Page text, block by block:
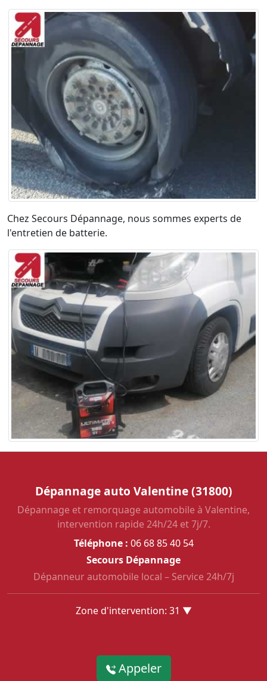
Chez Secours Dépannage, nous sommes experts de
l'entretien de batterie.
Dépannage auto Valentine (31800)
Dépannage et remorquage automobile à Valentine,
intervention rapide 24h/24 et 7j/7.
Téléphone : 06 68 85 40 54
Secours Dépannage
Dépanneur automobile local – Service 24h/7j
Zone d'intervention: 31 ▼
Appeler